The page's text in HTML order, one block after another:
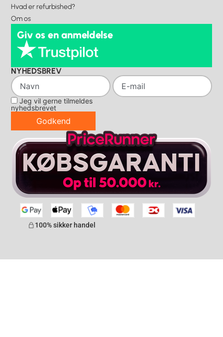
Hvad er refurbished?
Om os
Giv os en anmeldelse
NYHEDSBREV
Jeg vil gerne tilmeldes
nyhedsbrevet
Godkend
100% sikker handel